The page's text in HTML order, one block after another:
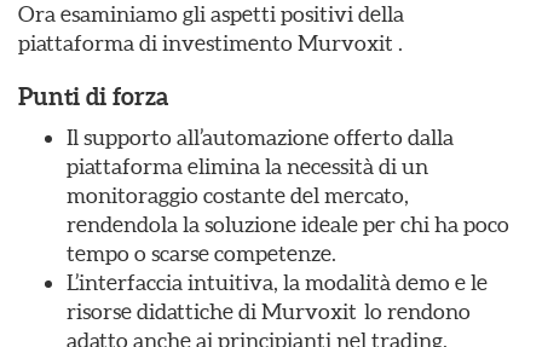
Ora esaminiamo gli aspetti positivi della
piattaforma di investimento Murvoxit .
Punti di forza
Il supporto all’automazione offerto dalla
piattaforma elimina la necessità di un
monitoraggio costante del mercato,
rendendola la soluzione ideale per chi ha poco
tempo o scarse competenze.
L’interfaccia intuitiva, la modalità demo e le
risorse didattiche di Murvoxit lo rendono
adatto anche ai principianti nel trading.